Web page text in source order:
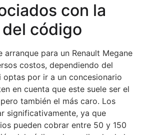
con la
código
para un Renault Megane
costos, dependiendo del
optas por ir a un concesionario
en cuenta que este suele ser el
también el más caro. Los
significativamente, ya que
pueden cobrar entre 50 y 150